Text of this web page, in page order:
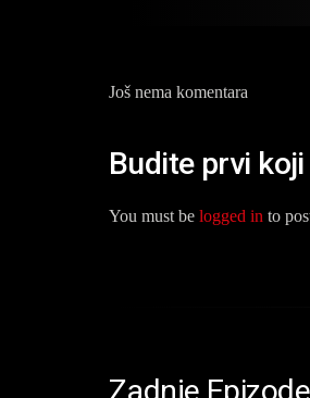
Još nema komentara
Budite prvi
You must be logged in to